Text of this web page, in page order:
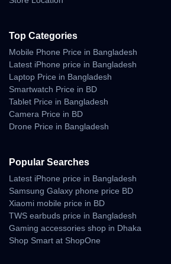
Top Categories
Mobile Phone Price in Bangladesh
Latest iPhone price in Bangladesh
Laptop Price in Bangladesh
Smartwatch Price in BD
Tablet Price in Bangladesh
Camera Price in BD
Drone Price in Bangladesh
Popular Searches
Latest iPhone price in Bangladesh
Samsung Galaxy phone price BD
Xiaomi mobile price in BD
TWS earbuds price in Bangladesh
Gaming accessories shop in Dhaka
Shop Smart at ShopOne